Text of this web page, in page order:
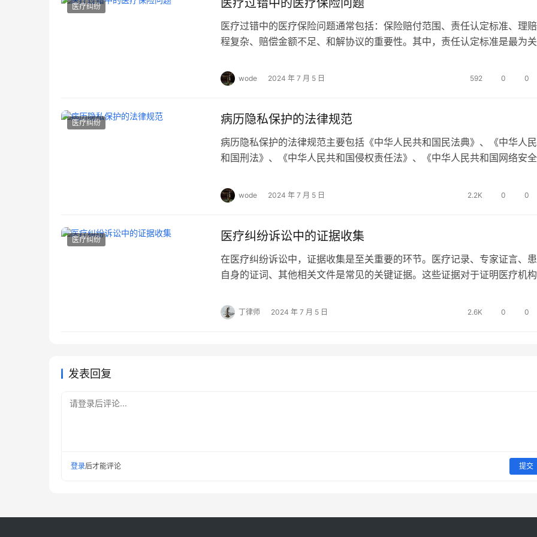
医疗纠纷
医疗过错中的医疗保险问题通常包括：保险赔付范围、责任认定标准、理
程复杂、赔偿金额不足、和解协议的重要性。其中，责任认定标准是最为关
额。通常情况下，医疗过错的责任认定包括医疗行为是否符合规范、医疗机
和医护人员是否存在过失、以及患者是否因医疗行为受到损害。这需要专业
wode 2024 年 7 月 5 日 592 0 0
医疗纠纷 病历隐私保护的法律规范
病历隐私保护的法律规范主要包括《中华人民共和国民法典》、《中华人
和国刑法》、《中华人民共和国侵权责任法》、《中华人民共和国网络安全
和层面对病历隐私的保护作出了详细规定，保障患者的隐私权、知情权和自
选择权。例如，《中华人民共和国民法典》第1032条明确规定，任何组织或
wode 2024 年 7 月 5 日 2.2K 0 0
医疗纠纷 医疗纠纷诉讼中的证据收集
在医疗纠纷诉讼中，证据收集是至关重要的环节。医疗记录、专家证言、
自身的证词、其他相关文件是常见的关键证据。这些证据对于证明医疗机构
包括病历、检查报告、手术记录等，它们是直接反映患者诊疗过程的重要材
料。病历是医疗纠纷中最重要的书面证据之一，它详细记录了患者的症状、
丁律师 2024 年 7 月 5 日 2.6K 0 0
发表回复
请登录后评论...
登录后才能评论 提交